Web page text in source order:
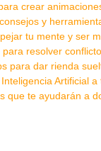
crear
y
tu mente y ser
resolver
para dar rienda
Artificial
que te ayudarán a